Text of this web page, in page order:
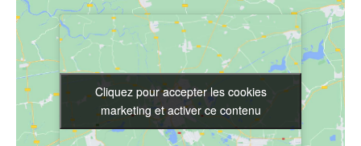
Cliquez pour accepter les cookies
marketing et activer ce contenu
Cliquez pour accepter les cookies
marketing et activer ce contenu